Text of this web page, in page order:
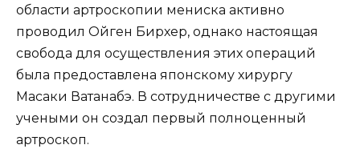
области артроскопии мениска активно
проводил Ойген Бирхер, однако настоящая
свобода для осуществления этих операций
была предоставлена японскому хирургу
Масаки Ватанабэ. В сотрудничестве с другими
учеными он создал первый полноценный
артроскоп.